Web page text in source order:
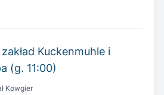
Kuckenmuhle i
(g. 11:00)
Kowgier